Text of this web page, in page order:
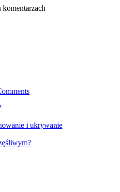
i ukrywanie